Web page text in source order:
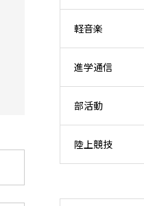
軽音楽
進学通信
部活動
陸上競技